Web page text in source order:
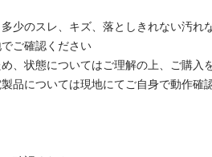
多少のスレ、キズ、落としきれない汚れ
でご確認ください
、状態についてはご理解の上、ご購入
品については現地にてご自身で動作確